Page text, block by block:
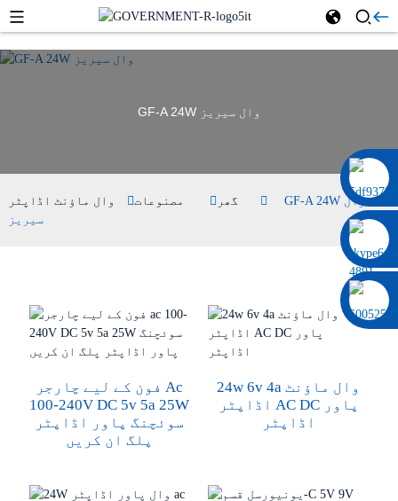
0086 13322920697
GF-A 24W وال سیریز
گھر مصنوعات وال ماؤنٹ اڈاپٹر
GF-A 24W وال
سیریز
فون کے لیے چارجر Ac
100-240V DC 5v 5a 25W
سوئچنگ پاور اڈاپٹر
پلگ ان کریں
24w 6v 4a وال ماؤنٹ
اڈاپٹر AC DC پاور
اڈاپٹر